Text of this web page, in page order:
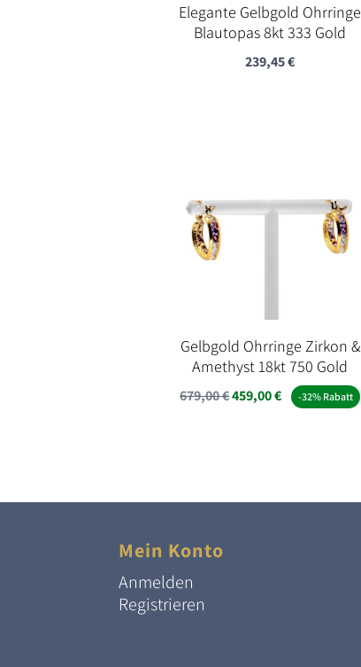
Elegante Gelbgold Ohrringe
Blautopas 8kt 333 Gold
239,45€
Gelbgold Ohrringe Zirkon &
Amethyst 18kt 750 Gold
679,00€Ursprünglicher
459,00€Aktueller
-32% Rabatt
Mein Konto
Anmelden
Registrieren